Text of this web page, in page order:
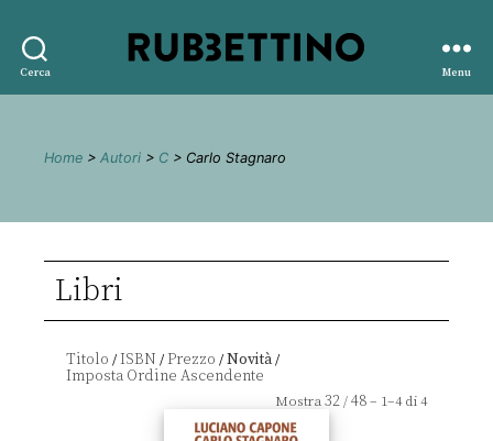
Cerca
editore
Menu
Home > Autori > C > Carlo Stagnaro
Libri
Titolo /ISBN /Prezzo /Novità/
Mostra32/48– 1–4 di 4